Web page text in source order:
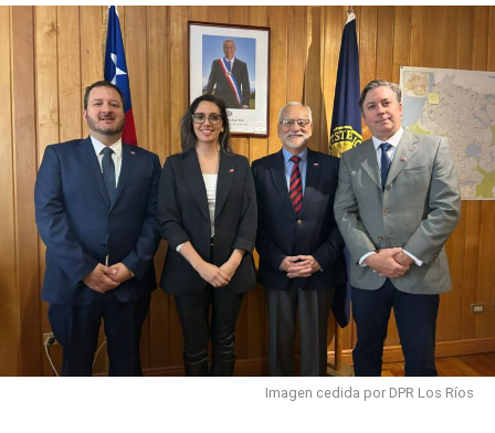
Los tres acusados enfrentan cargos por atentado contra
la autoridad, en relación con una agresión ocurrida
mientras la secretaria de Estado se encontraba en
ejercicio de sus funciones.
La detención de los imputados había sido confirmada
previamente por la ministra de Seguridad, Trinidad
Steinert, quien destacó el trabajo de la Policía de
Investigaciones en el procedimiento.
El tribunal fijó un plazo de 120 días para el desarrollo de
la investigación
Post Views:
Imagen cedida por DPR Los Ríos